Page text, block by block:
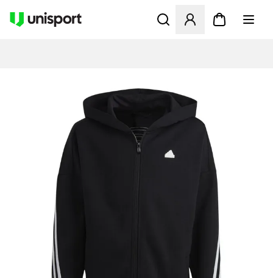
Åbner en Modal til at